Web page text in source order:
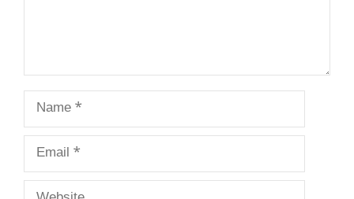
Name
Email
Website